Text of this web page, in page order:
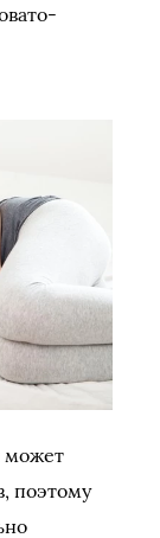
может
поэтому